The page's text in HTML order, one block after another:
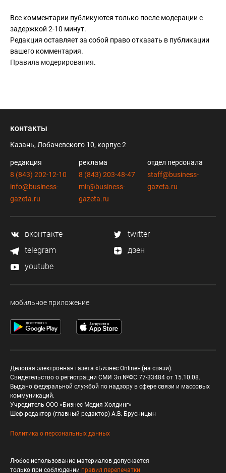
Все комментарии публикуются только после модерации с
задержкой 2-10 минут.
Редакция оставляет за собой право отказать в публикации
вашего комментария.
Правила модерирования.
контакты
Казань, Лобачевского 10, корпус 2
редакция
8 (843) 202-12-10
info@business-
gazeta.ru
реклама
8 (843) 203-48-47
mir@business-
gazeta.ru
отдел персонала
staff@business-
gazeta.ru
вконтакте
twitter
telegram
дзен
youtube
мобильное приложение
Деловая электронная газета «Бизнес Online» (на связи).
Свидетельство о регистрации СМИ Эл №ФС 77-33484 от 15.10.08.
Выдано федеральной службой по надзору в сфере связи и массовых
коммуникаций.
Учредитель ООО «Бизнес Медия Холдинг»
Шеф-редактор (главный редактор) А.В. Брусницын
Политика о персональных данных
Любое использование материалов допускается
только при соблюдении правил перепечатки